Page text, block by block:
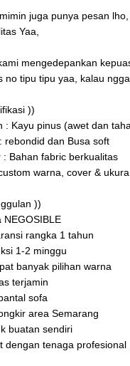
juga punya pesan
Yaa,
mengedepankan
no tipu tipu yaa, kalau
))
: Kayu pinus (awet dan
rebondid dan Busa soft
: Bahan fabric berkualitas
warna, cover &
))
NEGOSIBLE
rangka 1 tahun
1-2 minggu
banyak pilihan warna
terjamin
sofa
area Semarang
buatan sendiri
dengan tenaga profesional